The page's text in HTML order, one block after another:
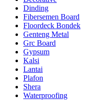
Dinding
Fibersemen Board
Floordeck Bondek
Genteng Metal
Grc Board
Gypsum
Kalsi
Lantai
Plafon
Shera
Waterproofing